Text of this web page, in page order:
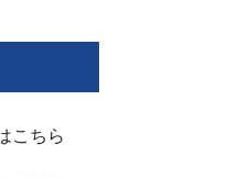
こちら